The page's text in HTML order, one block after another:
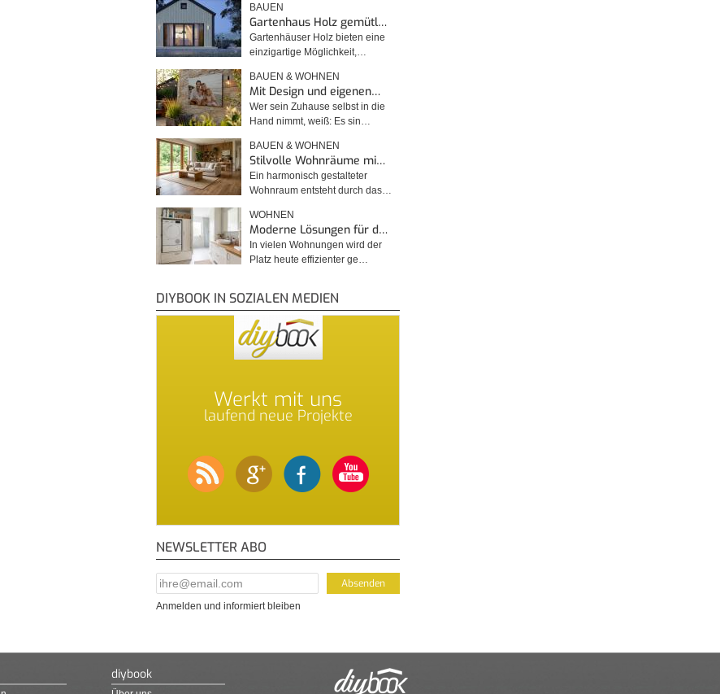
BAUEN
Gartenhaus Holz gemütl…
Gartenhäuser Holz bieten eine
einzigartige Möglichkeit,…
BAUEN & WOHNEN
Mit Design und eigenen…
Wer sein Zuhause selbst in die
Hand nimmt, weiß: Es sin…
BAUEN & WOHNEN
Stilvolle Wohnräume mi…
Ein harmonisch gestalteter
Wohnraum entsteht durch das…
WOHNEN
Moderne Lösungen für d…
In vielen Wohnungen wird der
Platz heute effizienter ge…
DIYBOOK IN SOZIALEN MEDIEN
Werkt mit uns
laufend neue Projekte
NEWSLETTER ABO
E-Mail Addresse*
Anmelden und informiert bleiben
diybook